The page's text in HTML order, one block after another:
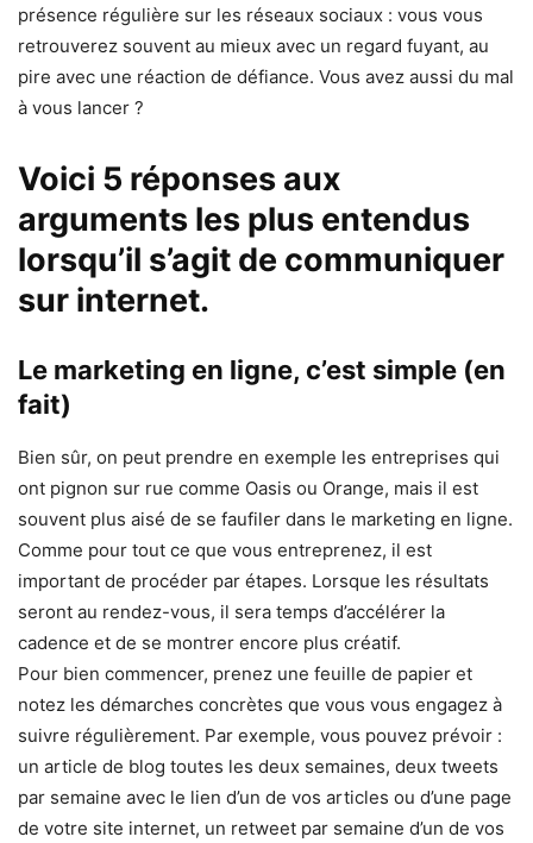
présence régulière sur les réseaux sociaux : vous vous
retrouverez souvent au mieux avec un regard fuyant, au
pire avec une réaction de défiance. Vous avez aussi du mal
à vous lancer ?
Voici 5 réponses aux
arguments les plus entendus
lorsqu’il s’agit de communiquer
sur internet.
Le marketing en ligne, c’est simple (en
fait)
Bien sûr, on peut prendre en exemple les entreprises qui
ont pignon sur rue comme Oasis ou Orange, mais il est
souvent plus aisé de se faufiler dans le marketing en ligne.
Comme pour tout ce que vous entreprenez, il est
important de procéder par étapes. Lorsque les résultats
seront au rendez-vous, il sera temps d’accélérer la
cadence et de se montrer encore plus créatif.
Pour bien commencer, prenez une feuille de papier et
notez les démarches concrètes que vous vous engagez à
suivre régulièrement. Par exemple, vous pouvez prévoir :
un article de blog toutes les deux semaines, deux tweets
par semaine avec le lien d’un de vos articles ou d’une page
de votre site internet, un retweet par semaine d’un de vos